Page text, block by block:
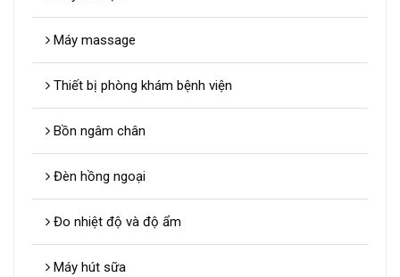
Máy massage
Thiết bị phòng khám bệnh viện
Bồn ngâm chân
Đèn hồng ngoại
Đo nhiệt độ và độ ẩm
Máy hút sữa